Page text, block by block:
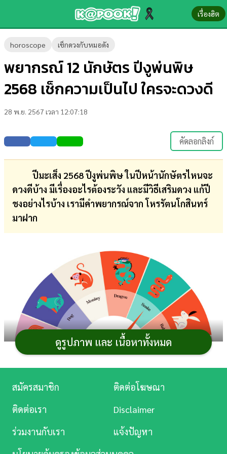
เรื่องฮิต
horoscope เช็กดวงกับหมอดัง
พยากรณ์ 12 นักษัตร ปีงูพ่นพิษ
2568 เช็กความเป็นไป ใครจะดวงดี
28 พ.ย. 2567 เวลา 12:07:18
คัดลอกลิงก์
ปีมะเส็ง 2568 ปีงูพ่นพิษ ในปีหน้านักษัตรไหนจะ
ดวงดีบ้าง มีเรื่องอะไรต้องระวัง และมีวิธีเสริมดวง แก้ปี
ชงอย่างไรบ้าง เรามีคำพยากรณ์จาก โหรรัตนโกสินทร์
มาฝาก
ดูรูปภาพ และ เนื้อหาทั้งหมด
ข่าว-
ความ
รู้
บันเทิง
ตรวจ
หวย
ผล
บอล
สด
ศึกษา
บันเทิง
ดู
Music
สมัครสมาชิก
ติดต่อโฆษณา
ติดต่อเรา
Disclaimer
ร่วมงานกับเรา
แจ้งปัญหา